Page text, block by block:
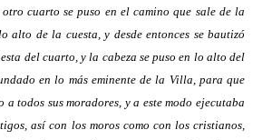
cuarto se puso en el camino que sale de la
alto de la cuesta, y desde entonces se bautizó
del cuarto, y la cabeza se puso en lo alto del
en lo más eminente de la Villa, para que
a todos sus moradores, y a este modo ejecutaba
así con los moros como con los cristianos,